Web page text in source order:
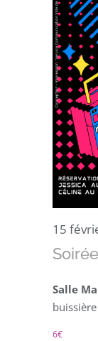
15
Salle
buissière
6€